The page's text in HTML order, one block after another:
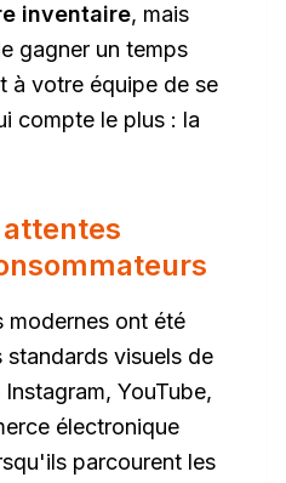
inventaire, mais
gagner un temps
à votre équipe de se
compte le plus : la
attentes
modernes ont été
visuels de
YouTube,
électronique
parcourent les